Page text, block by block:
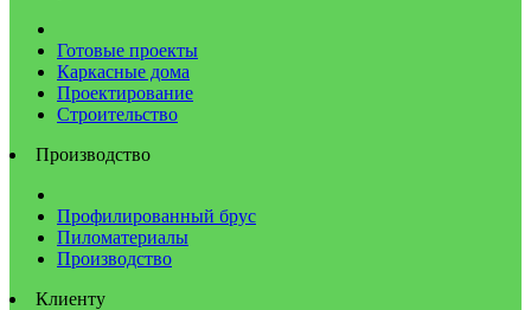
Готовые проекты
Каркасные дома
Проектирование
Строительство
Производство
Профилированный брус
Пиломатериалы
Производство
Клиенту